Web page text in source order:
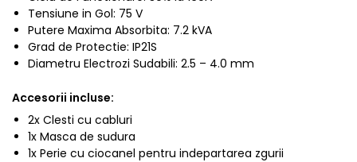
Tensiune in Gol: 75 V
Putere Maxima Absorbita: 7.2 kVA
Grad de Protectie: IP21S
Diametru Electrozi Sudabili: 2.5 – 4.0 mm
Accesorii incluse:
2x Clesti cu cabluri
1x Masca de sudura
1x Perie cu ciocanel pentru indepartarea zgurii